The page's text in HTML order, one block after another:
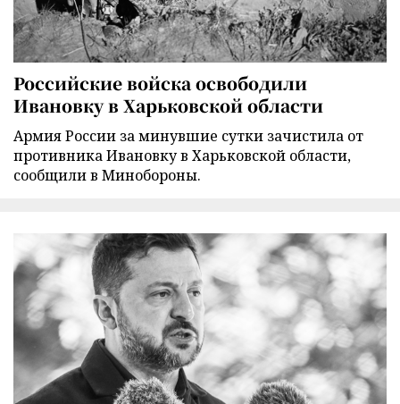
Российские войска освободили
Ивановку в Харьковской области
Армия России за минувшие сутки зачистила от
противника Ивановку в Харьковской области,
сообщили в Минобороны.